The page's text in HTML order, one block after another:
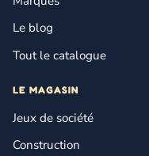
Le blog
Tout le catalogue
LE MAGASIN
Jeux de société
Construction